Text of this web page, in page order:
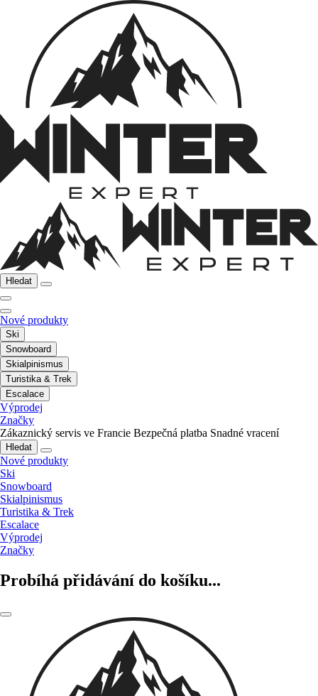
Hledat
Nové produkty
Ski
Snowboard
Skialpinismus
Turistika & Trek
Escalace
Výprodej
Značky
Zákaznický servis ve Francie Bezpečná platba Snadné vracení
Hledat
Nové produkty
Ski
Snowboard
Skialpinismus
Turistika & Trek
Escalace
Výprodej
Značky
Probíhá přidávání do košíku...